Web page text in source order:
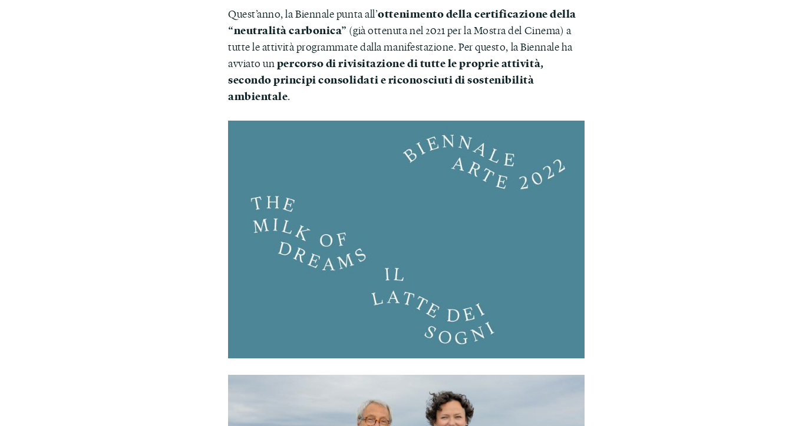
Quest’anno, la Biennale punta all’ottenimento della certificazione della
“neutralità carbonica” (già ottenuta nel 2021 per la Mostra del Cinema) a
tutte le attività programmate dalla manifestazione. Per questo, la Biennale ha
avviato unpercorso di rivisitazione di tutte le proprie attività,
secondo principi consolidati e riconosciuti di sostenibilità
ambientale.